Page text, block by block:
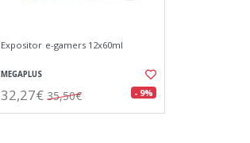
Expositor e-gamers 12x60ml
MEGAPLUS
32,27€ 35,50€ - 9%